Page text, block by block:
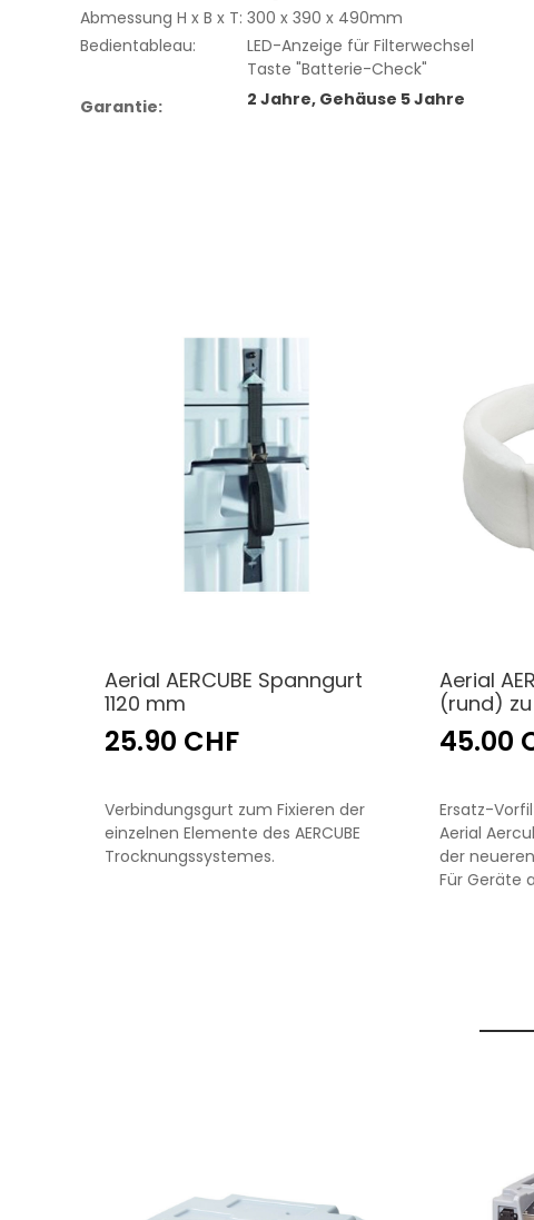
Abmessung H x B x T: 300 x 390 x 490mm
Bedientableau:
LED-Anzeige für Filterwechsel
Taste "Batterie-Check"
Garantie:
2 Jahre, Gehäuse 5 Jahre
Aerial AERCUBE Spanngurt
1120 mm
25.90 CHF
Verbindungsgurt zum Fixieren der
einzelnen Elemente des AERCUBE
Trocknungssystemes.
Aerial
(rund) zu
45.00
Ersatz-
Aerial
der
Für Geräte